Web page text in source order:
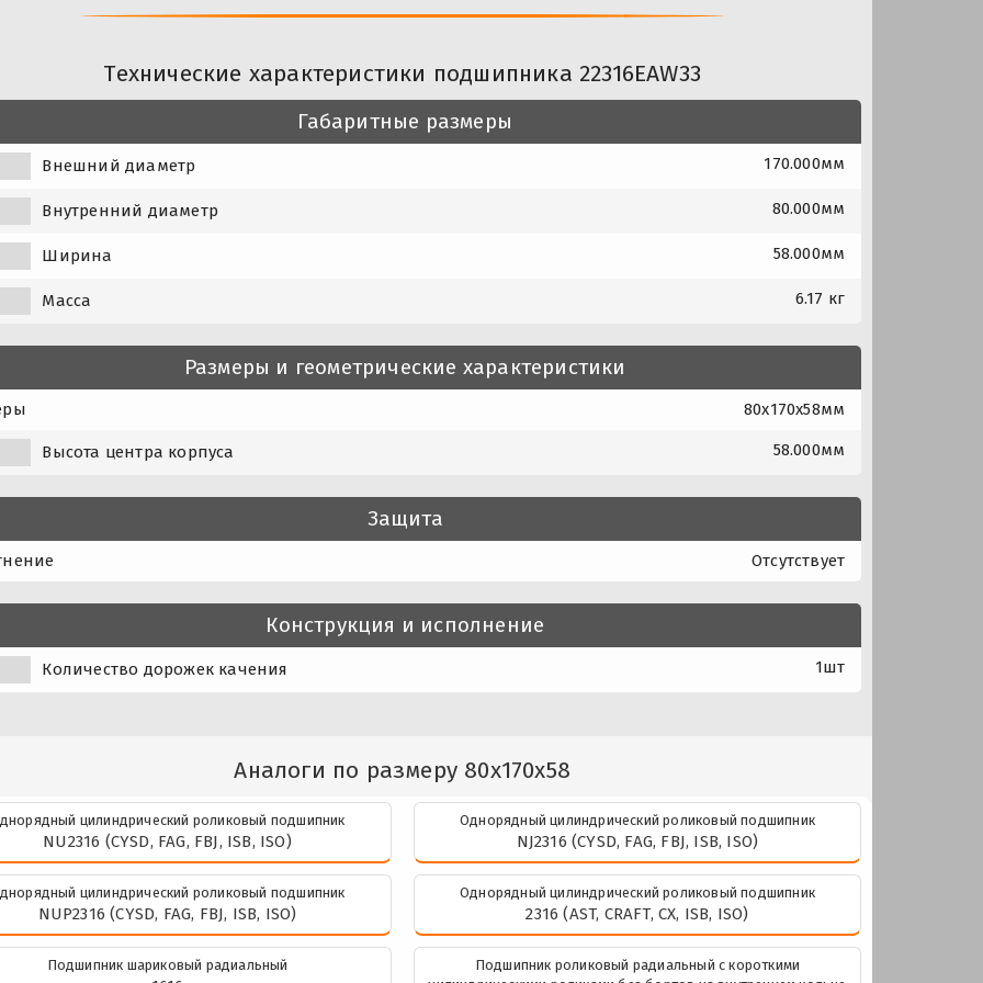
Технические характеристики подшипника 22316EAW33
Габаритные размеры
Внешний диаметр 170.000мм
Внутренний диаметр 80.000мм
Ширина 58.000мм
Масса 6.17 кг
Размеры и геометрические характеристики
80x170x58мм
Высота центра корпуса 58.000мм
Защита
Отсутствует
Конструкция и исполнение
Количество дорожек качения 1шт
Аналоги по размеру 80x170x58
цилиндрический роликовый подшипник
NU2316 (CYSD, FAG, FBJ, ISB, ISO)
Однорядный цилиндрический роликовый подшипник
NJ2316 (CYSD, FAG, FBJ, ISB, ISO)
цилиндрический роликовый подшипник
NUP2316 (CYSD, FAG, FBJ, ISB, ISO)
Однорядный цилиндрический роликовый подшипник
2316 (AST, CRAFT, CX, ISB, ISO)
Подшипник шариковый радиальный
Подшипник роликовый радиальный с короткими